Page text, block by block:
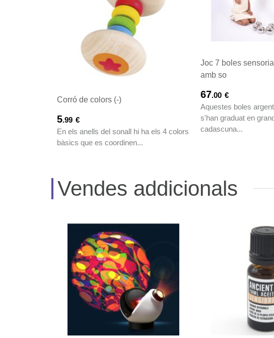
Corró de colors (-)
5.99 €
En els anells del sonall hi ha els 4 colors
bàsics que es coordinen...
Joc 7 boles
amb so
67.00 €
Aquestes boles
s'han graduat en
cadascuna...
Vendes addicionals